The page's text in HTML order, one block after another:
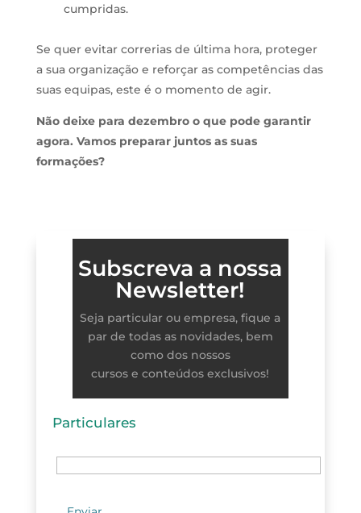
cumpridas.
Se quer evitar correrias de última hora, proteger
a sua organização e reforçar as competências das
suas equipas, este é o momento de agir.
Não deixe para dezembro o que pode garantir
agora. Vamos preparar juntos as suas
formações?
Subscreva a nossa
Newsletter!
Seja particular ou empresa, fique a
par de todas as novidades, bem
como dos nossos
cursos e conteúdos exclusivos!
Particulares